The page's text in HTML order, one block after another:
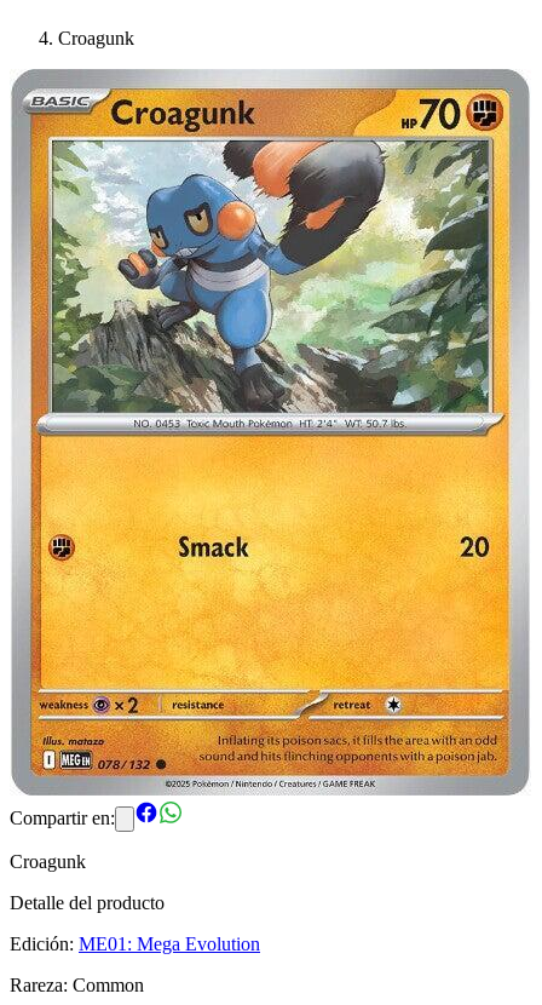
Croagunk
Compartir en:
Croagunk
Detalle del producto
Edición: ME01: Mega Evolution
Rareza: Common